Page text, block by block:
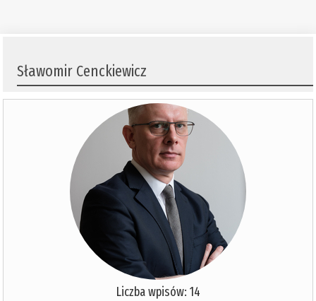
Sławomir Cenckiewicz
Liczba wpisów: 14